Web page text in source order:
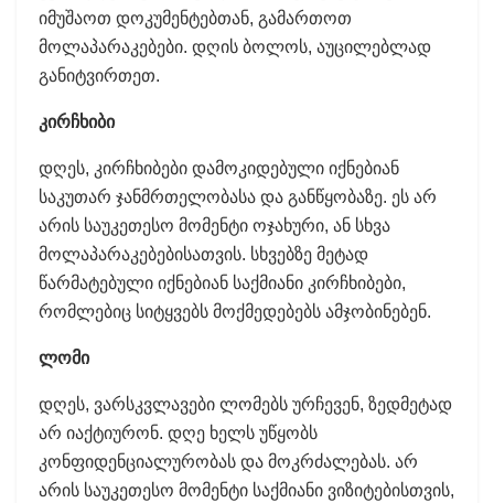
იმუშაოთ დოკუმენტებთან, გამართოთ
მოლაპარაკებები. დღის ბოლოს, აუცილებლად
განიტვირთეთ.
კირჩხიბი
დღეს, კირჩხიბები დამოკიდებული იქნებიან
საკუთარ ჯანმრთელობასა და განწყობაზე. ეს არ
არის საუკეთესო მომენტი ოჯახური, ან სხვა
მოლაპარაკებებისათვის. სხვებზე მეტად
წარმატებული იქნებიან საქმიანი კირჩხიბები,
რომლებიც სიტყვებს მოქმედებებს ამჯობინებენ.
ლომი
დღეს, ვარსკვლავები ლომებს ურჩევენ, ზედმეტად
არ იაქტიურონ. დღე ხელს უწყობს
კონფიდენციალურობას და მოკრძალებას. არ
არის საუკეთესო მომენტი საქმიანი ვიზიტებისთვის,